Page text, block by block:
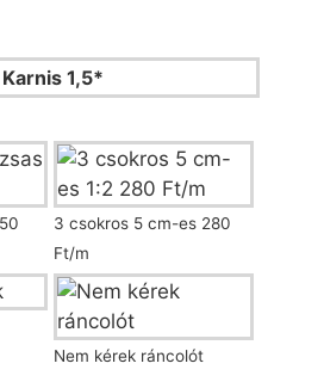
Karnis 1,5*
3 csokros 5 cm-es 280
Ft/m
Nem kérek ráncolót